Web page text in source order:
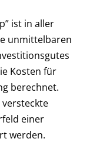
ist in aller
unmittelbaren
Kosten für
berechnet.
einer
werden.